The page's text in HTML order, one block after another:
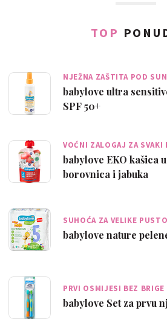
TOP
NJEŽNA ZAŠTITA POD
babylove ultra
SPF 50+
VOĆNI ZALOGAJ ZA
babylove EKO kašica
borovnica i jabuka
SUHOĆA ZA VELIKE
babylove nature
PRVI OSMIJESI BEZ BRIGE
babylove Set za prvu